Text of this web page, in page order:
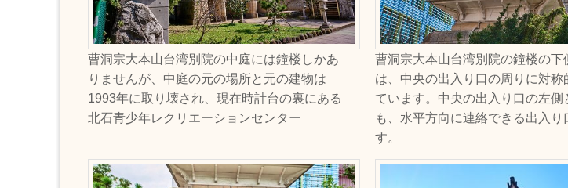
曹洞宗大本山台湾別院の中庭には鐘楼しかあ
りませんが、中庭の元の場所と元の建物は
1993年に取り壊され、現在時計台の裏にある
北石青少年レクリエーションセンター
曹洞宗大本山台湾別院の鐘楼の下
は、中央の出入り口の周りに対称
ています。中央の出入り口の左側
も、水平方向に連絡できる出入り
す。